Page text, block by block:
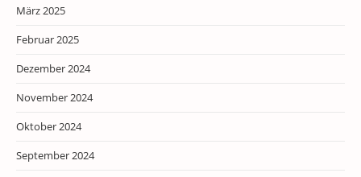
März 2025
Februar 2025
Dezember 2024
November 2024
Oktober 2024
September 2024